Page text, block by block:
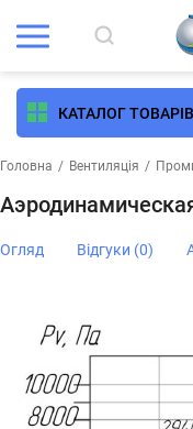
КАТАЛОГ ТОВАРІВ
Головна / Вентиляція /
Огляд Відгуки (0)